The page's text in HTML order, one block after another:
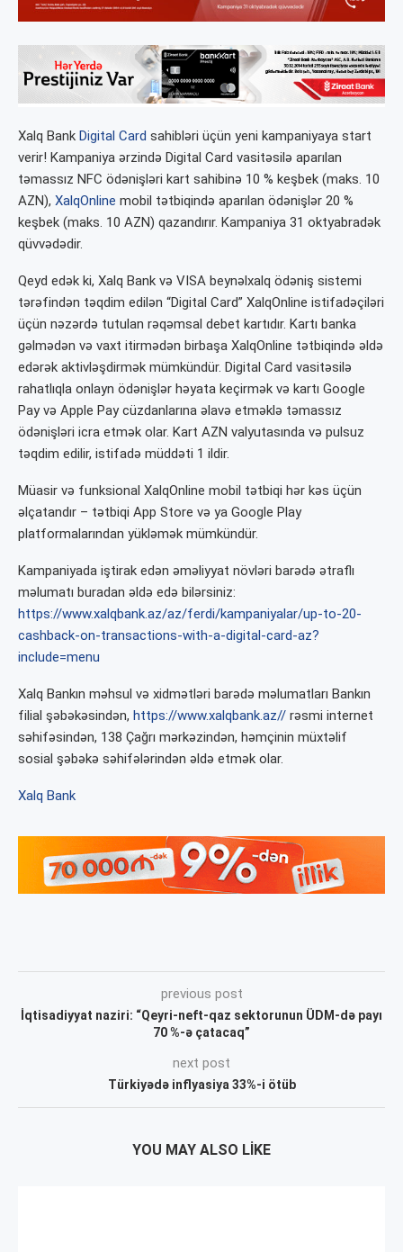
Xalq Bank Digital Card sahibləri üçün yeni kampaniyaya start
verir! Kampaniya ərzində Digital Card vasitəsilə aparılan
təmassız NFC ödənişləri kart sahibinə 10 % keşbek (maks. 10
AZN), XalqOnline mobil tətbiqində aparılan ödənişlər 20 %
keşbek (maks. 10 AZN) qazandırır. Kampaniya 31 oktyabradək
qüvvədədir.
Qeyd edək ki, Xalq Bank və VISA beynəlxalq ödəniş sistemi
tərəfindən təqdim edilən “Digital Card” XalqOnline istifadəçiləri
üçün nəzərdə tutulan rəqəmsal debet kartıdır. Kartı banka
gəlmədən və vaxt itirmədən birbaşa XalqOnline tətbiqində əldə
edərək aktivləşdirmək mümkündür. Digital Card vasitəsilə
rahatlıqla onlayn ödənişlər həyata keçirmək və kartı Google
Pay və Apple Pay cüzdanlarına əlavə etməklə təmassız
ödənişləri icra etmək olar. Kart AZN valyutasında və pulsuz
təqdim edilir, istifadə müddəti 1 ildir.
Müasir və funksional XalqOnline mobil tətbiqi hər kəs üçün
əlçatandır – tətbiqi App Store və ya Google Play
platformalarından yükləmək mümkündür.
Kampaniyada iştirak edən əməliyyat növləri barədə ətraflı
məlumatı buradan əldə edə bilərsiniz:
https://www.xalqbank.az/az/ferdi/kampaniyalar/up-to-20-
cashback-on-transactions-with-a-digital-card-az?
include=menu
Xalq Bankın məhsul və xidmətləri barədə məlumatları Bankın
filial şəbəkəsindən, https://www.xalqbank.az// rəsmi internet
səhifəsindən, 138 Çağrı mərkəzindən, həmçinin müxtəlif
sosial şəbəkə səhifələrindən əldə etmək olar.
Xalq Bank
previous post
İqtisadiyyat naziri: “Qeyri-neft-qaz sektorunun ÜDM-də payı
70 %-ə çatacaq”
next post
Türkiyədə inflyasiya 33%-i ötüb
YOU MAY ALSO LIKE